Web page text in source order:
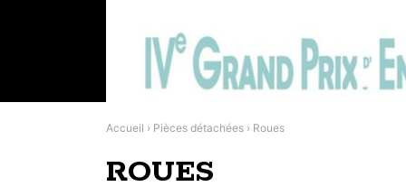
Accueil › Pièces détachées › Roues
ROUES